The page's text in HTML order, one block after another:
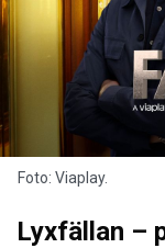
Foto: Viaplay.
Lyxfällan –